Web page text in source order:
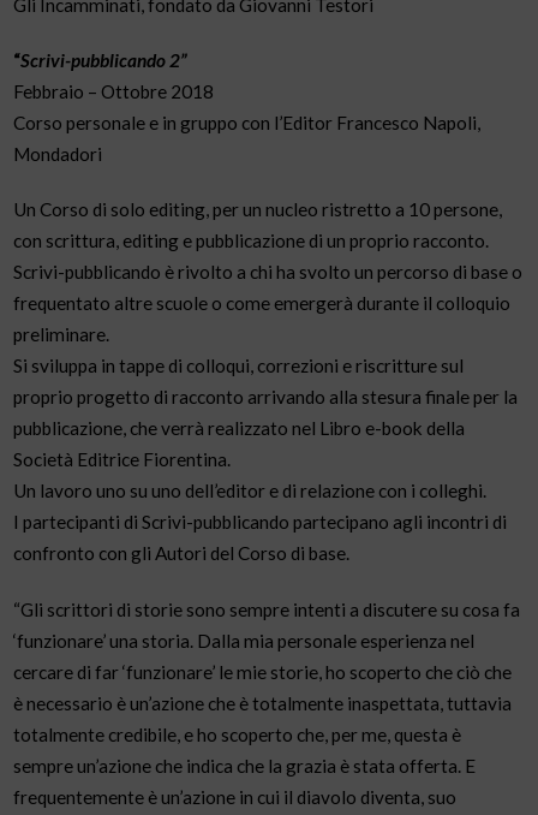
Gli Incamminati, fondato da Giovanni Testori
“Scrivi-pubblicando 2”
Febbraio – Ottobre 2018
Corso personale e in gruppo con l’Editor Francesco Napoli,
Mondadori
Un Corso di solo editing, per un nucleo ristretto a 10 persone,
con scrittura, editing e pubblicazione di un proprio racconto.
Scrivi-pubblicando è rivolto a chi ha svolto un percorso di base o
frequentato altre scuole o come emergerà durante il colloquio
preliminare.
Si sviluppa in tappe di colloqui, correzioni e riscritture sul
proprio progetto di racconto arrivando alla stesura finale per la
pubblicazione, che verrà realizzato nel Libro e-book della
Società Editrice Fiorentina.
Un lavoro uno su uno dell’editor e di relazione con i colleghi.
I partecipanti di Scrivi-pubblicando partecipano agli incontri di
confronto con gli Autori del Corso di base.
“Gli scrittori di storie sono sempre intenti a discutere su cosa fa
‘funzionare’ una storia. Dalla mia personale esperienza nel
cercare di far ‘funzionare’ le mie storie, ho scoperto che ciò che
è necessario è un’azione che è totalmente inaspettata, tuttavia
totalmente credibile, e ho scoperto che, per me, questa è
sempre un’azione che indica che la grazia è stata offerta. E
frequentemente è un’azione in cui il diavolo diventa, suo